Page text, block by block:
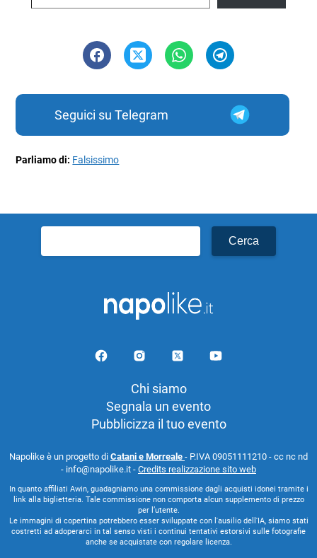
Seguici su Telegram
Parliamo di: Falsissimo
per:
Chi siamo
Segnala un evento
Pubblicizza il tuo evento
Napolike è un progetto di Catani e Morreale - P.IVA 09051111210 - cc nc nd
- info@napolike.it - Credits realizzazione sito web
In quanto affiliati Awin, guadagniamo una commissione dagli acquisti idonei tramite i
link alla biglietteria. Tale commissione non comporta alcun supplemento di prezzo
per l’utente.
Le immagini di copertina potrebbero esser sviluppate con l'ausilio dell'IA, siamo stati
costretti ad adoperarci in tal senso visti i continui tentativi estorsivi sulle fotografie
anche se acquistate con regolare licenza.